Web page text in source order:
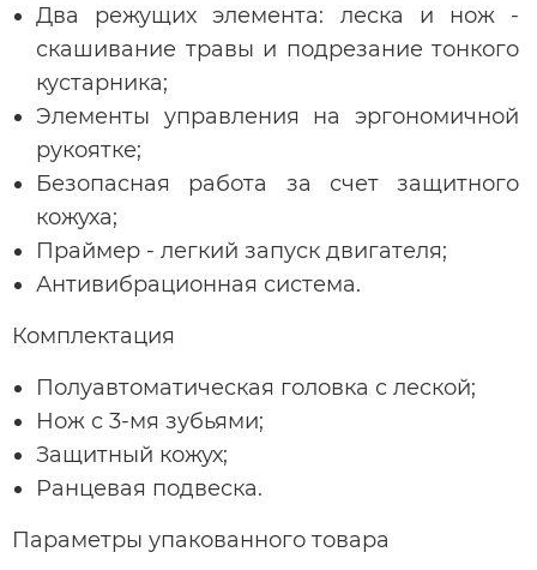
Два режущих элемента: леска и нож -
скашивание травы и подрезание тонкого
кустарника;
Элементы управления на эргономичной
рукоятке;
Безопасная работа за счет защитного
кожуха;
Праймер - легкий запуск двигателя;
Антивибрационная система.
Комплектация
Полуавтоматическая головка с леской;
Нож с 3-мя зубьями;
Защитный кожух;
Ранцевая подвеска.
Параметры упакованного товара